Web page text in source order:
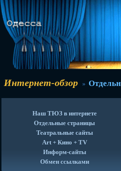
Интернет-обзор »
Наш ТЮЗ в интернете
Отдельные страницы
Театральные сайты
Art + Кино + TV
Информ-сайты
Обмен ссылками